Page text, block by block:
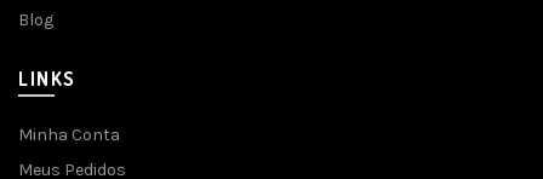
Blog
LINKS
Minha Conta
Meus Pedidos